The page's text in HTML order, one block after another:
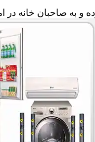
به صاحبان خانه در